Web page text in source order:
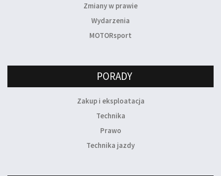
Zmiany w prawie
Wydarzenia
MOTORsport
PORADY
Zakup i eksploatacja
Technika
Prawo
Technika jazdy